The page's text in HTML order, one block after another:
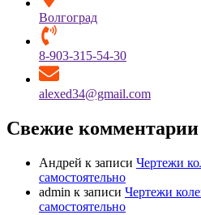
Волгоград
8-903-315-54-30
alexed34@gmail.com
Свежие комментарии
Андрей к записи Чертежи
самостоятельно
admin к записи Чертежи
самостоятельно